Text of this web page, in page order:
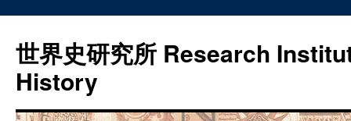
世界史研究所 Research
History